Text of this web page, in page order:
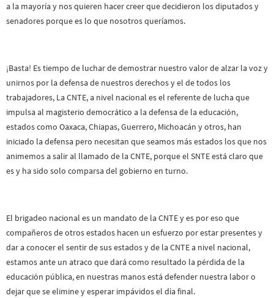
a la mayoría y nos quieren hacer creer que decidieron los diputados y
senadores porque es lo que nosotros queríamos.
¡Basta! Es tiempo de luchar de demostrar nuestro valor de alzar la voz y
unirnos por la defensa de nuestros derechos y el de todos los
trabajadores, La CNTE, a nivel nacional es el referente de lucha que
impulsa al magisterio democrático a la defensa de la educación,
estados como Oaxaca, Chiapas, Guerrero, Michoacán y otros, han
iniciado la defensa pero necesitan que seamos más estados los que nos
animemos a salir al llamado de la CNTE, porque el SNTE está claro que
es y ha sido solo comparsa del gobierno en turno.
El brigadeo nacional es un mandato de la CNTE y es por eso que
compañeros de otros estados hacen un esfuerzo por estar presentes y
dar a conocer el sentir de sus estados y de la CNTE a nivel nacional,
estamos ante un atraco que dará como resultado la pérdida de la
educación pública, en nuestras manos está defender nuestra labor o
dejar que se elimine y esperar impávidos el día final.